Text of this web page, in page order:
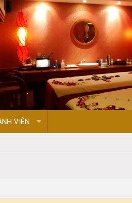
VIÊN